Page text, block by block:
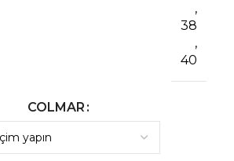
,
38
,
40
COLMAR